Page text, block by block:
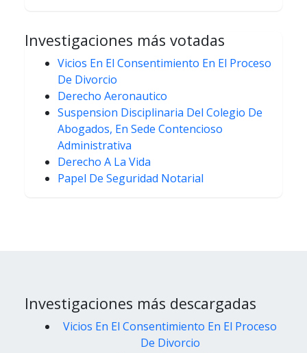
Investigaciones más votadas
Vicios En El Consentimiento En El Proceso
De Divorcio
Derecho Aeronautico
Suspension Disciplinaria Del Colegio De
Abogados, En Sede Contencioso
Administrativa
Derecho A La Vida
Papel De Seguridad Notarial
Investigaciones más descargadas
Vicios En El Consentimiento En El Proceso
De Divorcio